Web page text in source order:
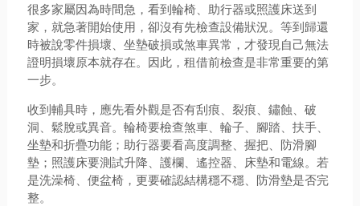
很多家屬因為時間急，看到輪椅、助行器或照護床送到
家，就急著開始使用，卻沒有先檢查設備狀況。等到歸還
時被說零件損壞、坐墊破損或煞車異常，才發現自己無法
證明損壞原本就存在。因此，租借前檢查是非常重要的第
一步。
收到輔具時，應先看外觀是否有刮痕、裂痕、鏽蝕、破
洞、鬆脫或異音。輪椅要檢查煞車、輪子、腳踏、扶手、
坐墊和折疊功能；助行器要看高度調整、握把、防滑腳
墊；照護床要測試升降、護欄、遙控器、床墊和電線。若
是洗澡椅、便盆椅，更要確認結構穩不穩、防滑墊是否完
整。